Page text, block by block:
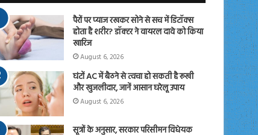
पैरों पर प्याज रखकर सोने से सच में डिटॉक्स
होता है शरीर? डॉक्टर ने वायरल दावे को किया
खारिज
August 6, 2026
घंटों AC में बैठने से त्वचा हो सकती है रूखी
और खुजलीदार, जानें आसान घरेलू उपाय
August 6, 2026
सूत्रों के अनुसार, सरकार परिसीमन विधेयक